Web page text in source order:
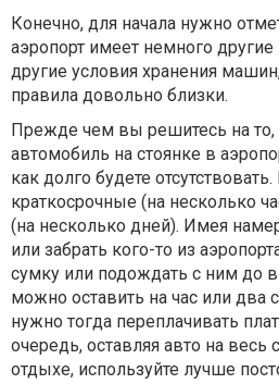
Конечно, для начала нужно
аэропорт имеет немного
другие условия хранения
правила довольно близки.
Прежде чем вы решитесь на то,
автомобиль на стоянке в
как долго будете
краткосрочные (на несколько
(на несколько дней). Имея
или забрать кого-то из
сумку или подождать с ним до
можно оставить на час или два
нужно тогда переплачивать
очередь, оставляя авто на весь
отдыхе, используйте лучше